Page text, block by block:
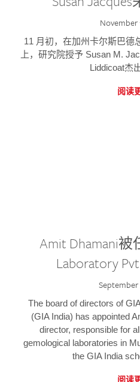
November
11 月初，在加州卡尔斯巴德
上，研究院授予 Susan M.
Liddicoat杰
阅读
Amit Dhamani被
Laboratory
September
The board of directors of
(GIA India) has appointed
director, responsible for
gemological laboratories in
the GIA India
阅读